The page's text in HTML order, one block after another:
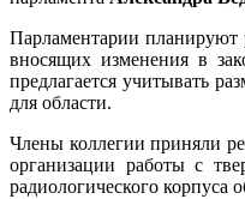
Парламентарии планируют
вносящих изменения в
предлагается учитывать
для области.
Члены коллегии приняли
организации работы с
радиологического